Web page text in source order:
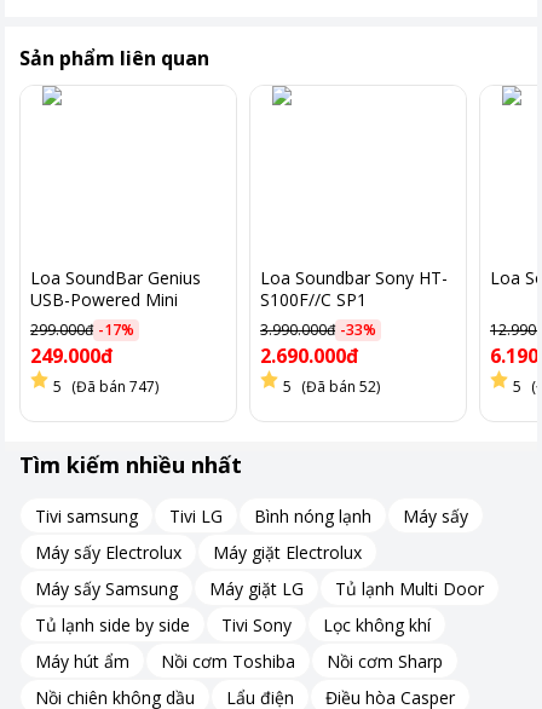
hiện theo các lệnh điều khiển của mình hay chưa.
Hình dáng củ loa tối ưu âm thanh hiệu quả
Thay vì sử dụng loa dạng tròn thông thường, Sony đã trang bị
cho HT-S400//C SP1 loa X-Balanced Speaker Unit với dạng hình
chữ nhật ngang giúp tối đa hóa diện tích màng chắn. Hình dáng
này có tác dụng làm giảm khoảng lệch của củ loa trong khi vẫn
Sản phẩm liên quan
Loa SoundBar Genius
USB-Powered Mini
SoundBar
299.000đ -17%
249.000đ
5 (Đã bán 747)
Loa Soundbar Sony HT-
S100F//C SP1
3.990.000đ -33%
2.690.000đ
5 (Đã bán 52)
Loa
5
Tìm kiếm nhiều nhất
Tivi samsung Tivi LG Bình nóng lạnh
Máy sấy
Máy sấy Electrolux
Máy giặt Electrolux
Máy sấy Samsung
Máy giặt LG
Tủ lạnh Multi Door
Tủ lạnh side by side
Tivi Sony
Lọc không khí
Máy hút ẩm
Nồi cơm Toshiba
Nồi cơm Sharp
Nồi chiên không dầu
Lẩu điện
Điều hòa Casper